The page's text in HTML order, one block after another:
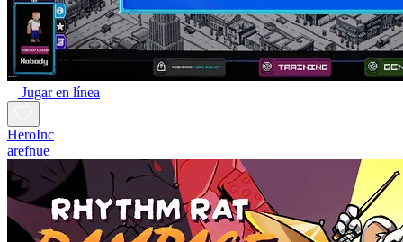
Jugar en línea
HeroInc
arefnue